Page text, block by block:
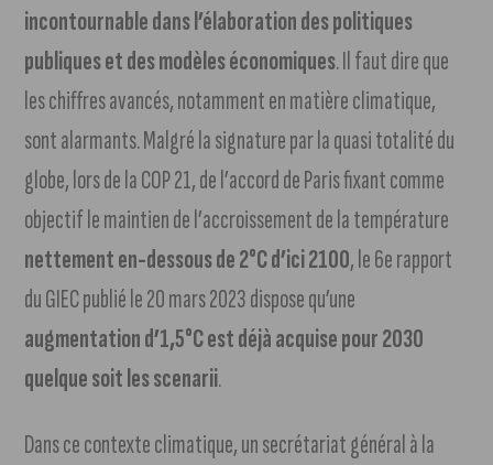
incontournable dans l’élaboration des politiques
publiques et des modèles économiques. Il faut dire que
les chiffres avancés, notamment en matière climatique,
sont alarmants. Malgré la signature par la quasi totalité du
globe, lors de la COP 21, de l’accord de Paris fixant comme
objectif le maintien de l’accroissement de la température
nettement en-dessous de 2°C d’ici 2100, le 6e rapport
du GIEC publié le 20 mars 2023 dispose qu’une
augmentation d’1,5°C est déjà acquise pour 2030
quelque soit les scenarii.
Dans ce contexte climatique, un secrétariat général à la